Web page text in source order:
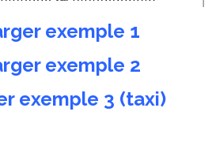
exemple 1
exemple 2
exemple 3 (taxi)